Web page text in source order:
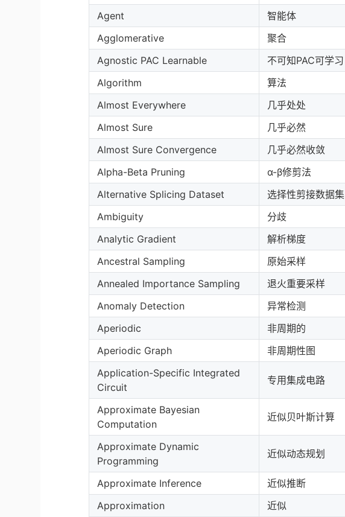
Agent
智能体
Agglomerative
聚合
Agnostic PAC Learnable
不可知PAC可学习
Algorithm
算法
Almost Everywhere
几乎处处
Almost Sure
几乎必然
Almost Sure Convergence
几乎必然收敛
Alpha-Beta Pruning
α-β修剪法
Alternative Splicing Dataset
选择性剪接数据集
Ambiguity
分歧
Analytic Gradient
解析梯度
Ancestral Sampling
原始采样
Annealed Importance Sampling
退火重要采样
Anomaly Detection
异常检测
Aperiodic
非周期的
Aperiodic Graph
非周期性图
Application-Specific Integrated
Circuit
专用集成电路
Approximate Bayesian
Computation
近似贝叶斯计算
Approximate Dynamic
Programming
近似动态规划
Approximate Inference
近似推断
Approximation
近似